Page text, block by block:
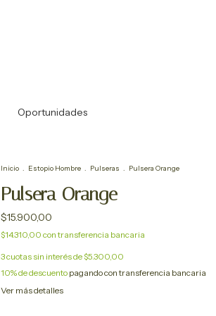
Oportunidades
Inicio . Estopio Hombre . Pulseras . Pulsera Orange
Pulsera Orange
$15.900,00
$14.310,00 contransferencia bancaria
3cuotas sin interés de$5.300,00
10% de descuentopagando con transferencia bancaria
Ver más detalles